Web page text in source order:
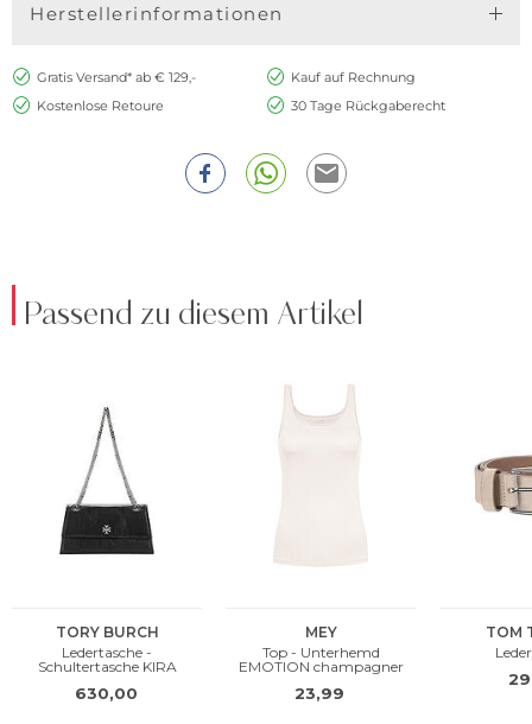
Herstellerinformationen
Gratis Versand* ab € 129,-
Kauf auf Rechnung
Kostenlose Retoure
30 Tage Rückgaberecht
Passend zu diesem Artikel